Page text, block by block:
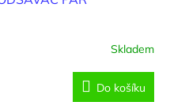
Skladem
Do košíku